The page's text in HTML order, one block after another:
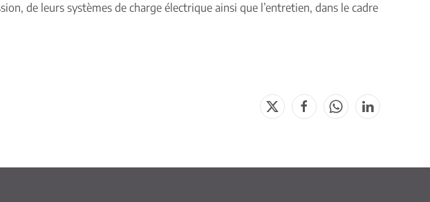
de leurs systèmes de charge électrique ainsi que l’entretien, dans le cadre